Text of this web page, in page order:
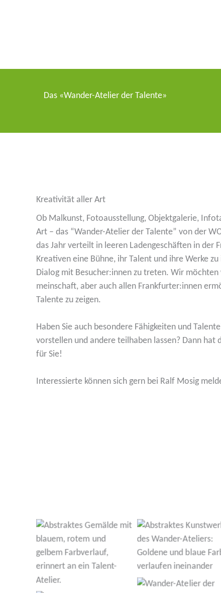
Das «Wander-Atelier der Talente»
Kreati­vität aller Art
Ob Malkunst, Fotoaus­stellung, Objekt­ga­lerie,
Art ­– das “Wander-Atelier der Talente” von der
das Jahr verteilt in leeren Laden­ge­schäften in der
Kreativen eine Bühne, ihr Talent und ihre Werke
Dialog mit Besucher:innen zu treten. Wir
mein­schaft, aber auch allen Frankfurter:innen
Talente zu zeigen.
Haben Sie auch besondere Fähig­keiten und
vorstellen und andere teilhaben lassen? Dann hat
für Sie!
Inter­es­sierte können sich gern bei Ralf Mosig